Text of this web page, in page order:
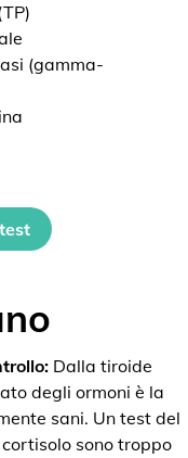
(gamma-
Dalla tiroide
degli ormoni è la
sani. Un test del
sono troppo